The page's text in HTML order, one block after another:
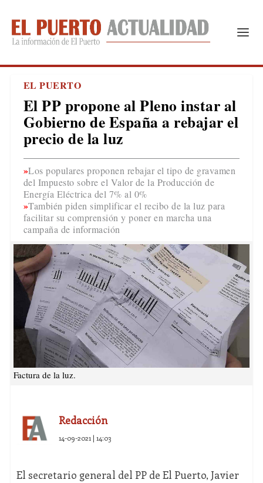
EL PUERTO
El PP propone al Pleno instar al
Gobierno de España a rebajar el
precio de la luz
Los populares proponen rebajar el tipo de gravamen
del Impuesto sobre el Valor de la Producción de
Energía Eléctrica del 7% al 0%
También piden simplificar el recibo de la luz para
facilitar su comprensión y poner en marcha una
campaña de información
Factura de la luz.
Redacción
14-09-2021 | 14:03
El secretario general del PP de El Puerto, Javier